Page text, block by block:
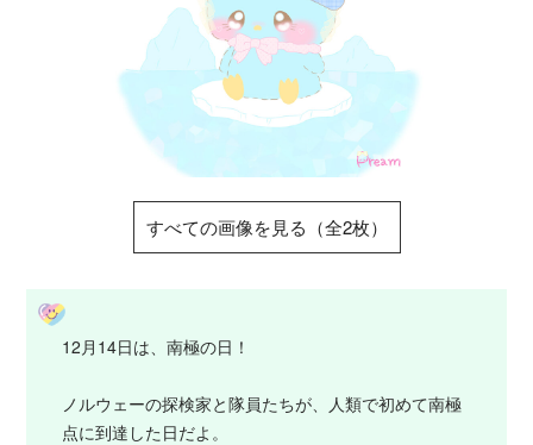
すべての画像を見る（全2枚）
12月14日は、南極の日！
ノルウェーの探検家と隊員たちが、人類で初めて南極
点に到達した日だよ。